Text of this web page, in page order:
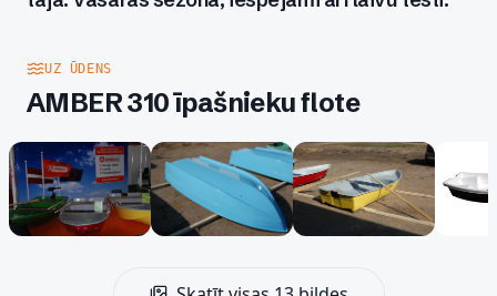
UZ ŪDENS
AMBER 310 īpašnieku flote